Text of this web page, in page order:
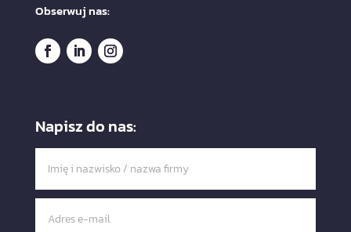
Obserwuj nas:
Napisz do nas: